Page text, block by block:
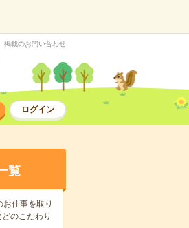
掲載のお問い合わせ
ログイン
覧
お仕事を取り
どのこだわり